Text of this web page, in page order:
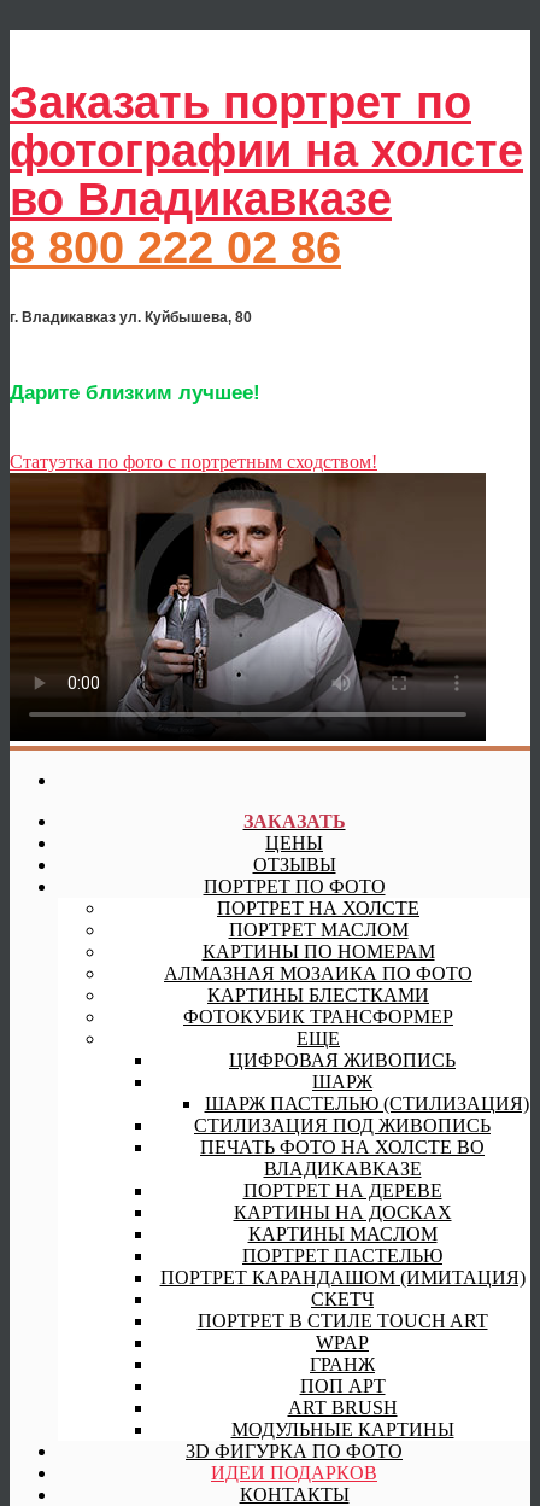
Заказать портрет по
фотографии на холсте
во Владикавказе
8 800 222 02 86
г. Владикавказ ул. Куйбышева, 80
Дарите близким лучшее!
Статуэтка по фото с портретным сходством!
ЗАКАЗАТЬ
ЦЕНЫ
ОТЗЫВЫ
ПОРТРЕТ ПО ФОТО
ПОРТРЕТ НА ХОЛСТЕ
ПОРТРЕТ МАСЛОМ
КАРТИНЫ ПО НОМЕРАМ
АЛМАЗНАЯ МОЗАИКА ПО ФОТО
КАРТИНЫ БЛЕСТКАМИ
ФОТОКУБИК ТРАНСФОРМЕР
ЕЩЕ
ЦИФРОВАЯ ЖИВОПИСЬ
ШАРЖ
ШАРЖ ПАСТЕЛЬЮ (СТИЛИЗАЦИЯ)
СТИЛИЗАЦИЯ ПОД ЖИВОПИСЬ
ПЕЧАТЬ ФОТО НА ХОЛСТЕ ВО
ВЛАДИКАВКАЗЕ
ПОРТРЕТ НА ДЕРЕВЕ
КАРТИНЫ НА ДОСКАХ
КАРТИНЫ МАСЛОМ
ПОРТРЕТ ПАСТЕЛЬЮ
ПОРТРЕТ КАРАНДАШОМ (ИМИТАЦИЯ)
СКЕТЧ
ПОРТРЕТ В СТИЛЕ TOUCH ART
WPAP
ГРАНЖ
ПОП АРТ
ART BRUSH
МОДУЛЬНЫЕ КАРТИНЫ
3D ФИГУРКА ПО ФОТО
ИДЕИ ПОДАРКОВ
КОНТАКТЫ